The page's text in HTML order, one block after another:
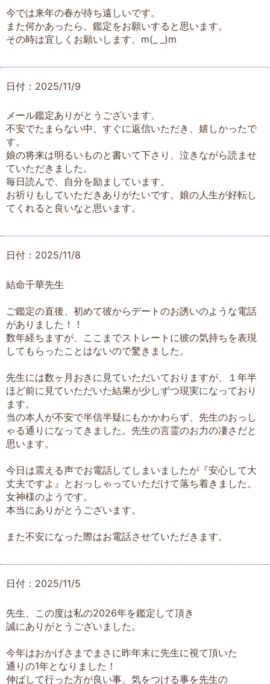
今では来年の春が待ち遠しいです。
また何かあったら、鑑定をお願いすると思います。
その時は宜しくお願いします。m(_ _)m
日付：2025/11/9
メール鑑定ありがとうございます。
不安でたまらない中、すぐに返信いただき、嬉しかったで
す。
娘の将来は明るいものと書いて下さり、泣きながら読ませ
ていただきました。
毎日読んで、自分を励ましています。
お祈りもしていただきありがたいです。娘の人生が好転し
てくれると良いなと思います。
日付：2025/11/8
結命千華先生
ご鑑定の直後、初めて彼からデートのお誘いのような電話
がありました！！
数年経ちますが、ここまでストレートに彼の気持ちを表現
してもらったことはないので驚きました。
先生には数ヶ月おきに見ていただいておりますが、１年半
ほど前に見ていただいた結果が少しずつ現実になっており
ます。
当の本人が不安で半信半疑にもかかわらず、先生のおっし
ゃる通りになってきました。先生の言霊のお力の凄さだと
思います。
今日は震える声でお電話してしまいましたが『安心して大
丈夫ですよ』とおっしゃっていただけて落ち着きました。
女神様のようです。
本当にありがとうございます。
また不安になった際はお電話させていただきます。
日付：2025/11/5
先生、この度は私の2026年を鑑定して頂き
誠にありがとうございました。
今年はおかげさまでまさに昨年末に先生に視て頂いた
通りの1年となりました！
伸ばして行った方が良い事、気をつける事を先生の